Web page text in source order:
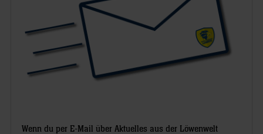
Wenn du per E-Mail über Aktuelles aus der Löwenwelt